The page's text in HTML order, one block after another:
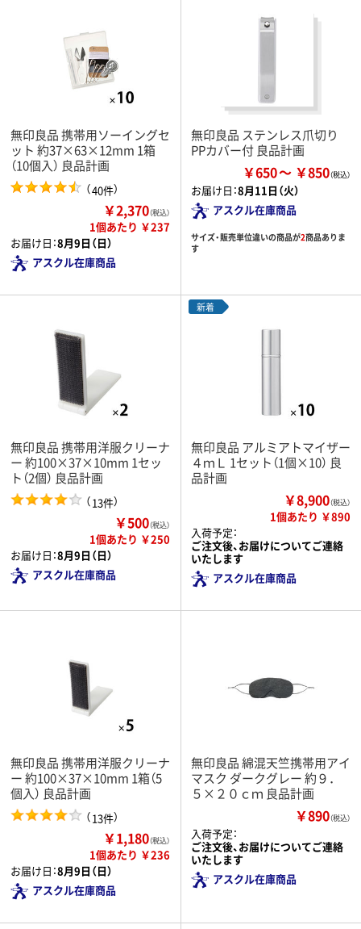
無印良品 携帯用ソーイングセ
ット 約37×63×12mm 1箱
（10個入） 良品計画
（40件）
￥2,370（税込）
1個あたり ￥237
お届け日：8月9日（日）
アスクル在庫商品
無印良品 ステンレス爪切り
PPカバー付 良品計画
￥650 ￥850
お届け日：8月11日（火）
アスクル在庫商品
サイズ・販売単位違いの商品が2商品ありま
す
無印良品 携帯用洋服クリーナ
ー 約100×37×10mm 1セッ
ト（2個） 良品計画
（13件）
￥500（税込）
1個あたり ￥250
お届け日：8月9日（日）
アスクル在庫商品
新着
無印良品 アルミアトマイザー
４ｍＬ 1セット（1個×10） 良
品計画
￥8,900（税込）
1個あたり ￥890
入荷予定：
ご注文後、お届けについてご連絡
いたします
アスクル在庫商品
無印良品 携帯用洋服クリーナ
ー 約100×37×10mm 1箱（5
個入） 良品計画
（13件）
￥1,180（税込）
1個あたり ￥236
お届け日：8月9日（日）
アスクル在庫商品
無印良品 綿混天竺携帯用アイ
マスク ダークグレー 約９．
５×２０ｃｍ 良品計画
￥890（税込）
入荷予定：
ご注文後、お届けについてご連絡
いたします
アスクル在庫商品